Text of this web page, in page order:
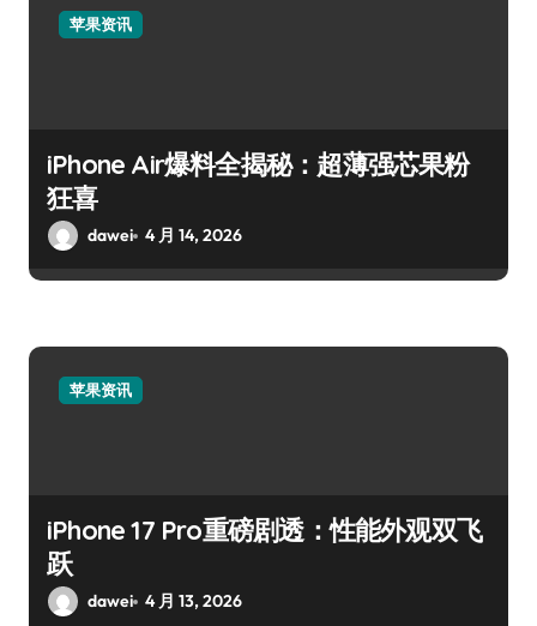
苹果资讯
iPhone Air爆料全揭秘：超薄强芯果粉
狂喜
dawei 4 月 14, 2026
苹果资讯
iPhone 17 Pro重磅剧透：性能外观双飞
跃
dawei 4 月 13, 2026